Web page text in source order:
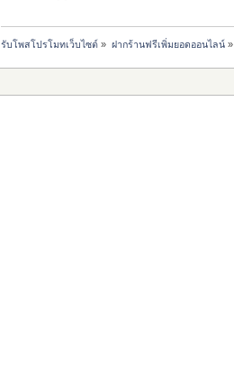
รับโพสโปรโมทเว็บไซต์ » ฝากร้านฟรีเพิ่มยอดออนไลน์»